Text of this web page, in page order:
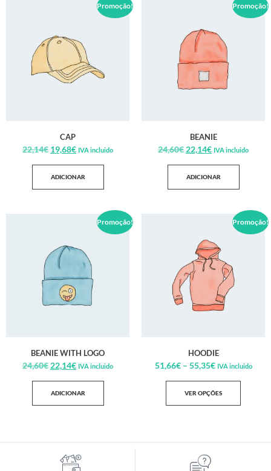
Promoção!
CAP
22,14€ 19,68€ IVA incluido
ADICIONAR
Promoção!
BEANIE
24,60€ 22,14€ IVA incluido
ADICIONAR
Promoção!
BEANIE WITH LOGO
24,60€ 22,14€ IVA incluido
ADICIONAR
Promoção!
HOODIE
51,66€ – 55,35€ IVA incluido
VER OPÇÕES